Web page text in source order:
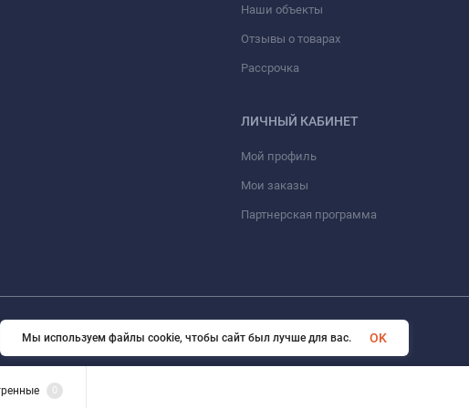
Наши объекты
Отзывы о товарах
Рассрочка
ЛИЧНЫЙ КАБИНЕТ
Мой профиль
Мои заказы
Партнерская программа
© 2026 ООО «ФАЗИНЖИНИРИНГ». Все права защищены
0
Мы используем файлы cookie, чтобы сайт был лучше для вас. OK